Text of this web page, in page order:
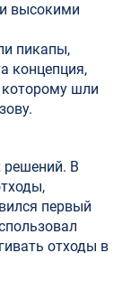
высокими
пикапы,
концепция,
которому шли
решений. В
первый
отходы в